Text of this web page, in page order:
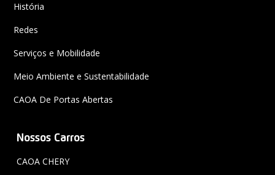
História
Redes
Serviços e Mobilidade
Meio Ambiente e Sustentabilidade
CAOA De Portas Abertas
Nossos Carros
CAOA CHERY